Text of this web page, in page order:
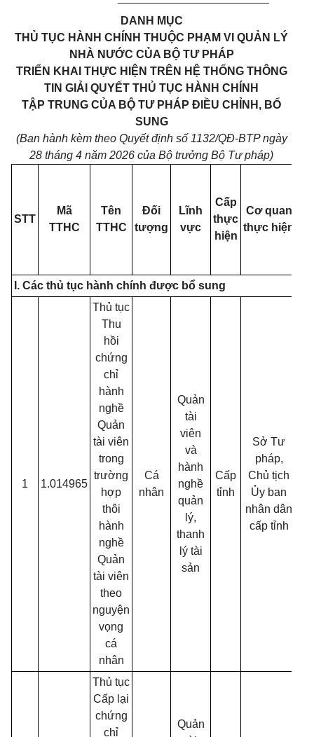
DANH MỤC
THỦ TỤC HÀNH CHÍNH THUỘC PHẠM VI QUẢN LÝ
NHÀ NƯỚC CỦA BỘ TƯ PHÁP
TRIỂN KHAI THỰC HIỆN TRÊN HỆ THỐNG THÔNG
TIN GIẢI QUYẾT THỦ TỤC HÀNH CHÍNH
TẬP TRUNG CỦA BỘ TƯ PHÁP ĐIỀU CHỈNH, BỔ
SUNG
(Ban hành kèm theo Quyết định số 1132/QĐ-BTP ngày
28 tháng 4 năm 2026 của Bộ trưởng Bộ Tư pháp)
STT
Mã
TTHC
Tên
TTHC
Đối
tượng
Lĩnh
vực
Cấp
thực
hiện
Cơ quan
thực hiện
I. Các thủ tục hành chính được bổ sung
1 1.014965
Thủ tục
Thu
hồi
chứng
chỉ
hành
nghề
Quản
tài viên
trong
trường
hợp
thôi
hành
nghề
Quản
tài viên
theo
nguyện
vọng
cá
nhân
Cá
nhân
Quản
tài
viên
và
hành
nghề
quản
lý,
thanh
lý tài
sản
Cấp
tỉnh
Sở Tư
pháp,
Chủ tịch
Ủy ban
nhân dân
cấp tỉnh
Thủ tục
Cấp lại
chứng
chỉ
Quản